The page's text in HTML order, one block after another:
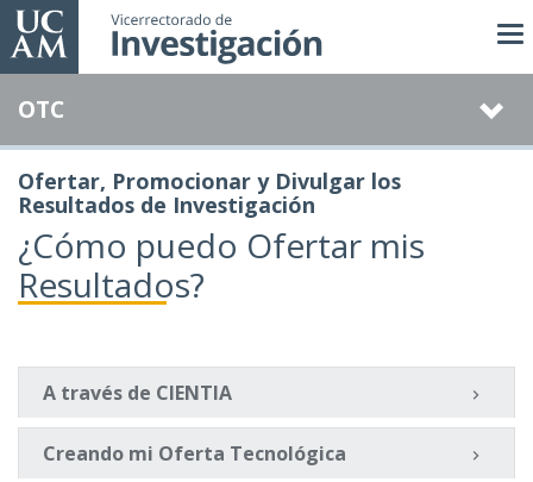
Pasar
al
principal
OTC
Ofertar, Promocionar y Divulgar los
Resultados de Investigación
¿Cómo puedo Ofertar mis
Resultados?
A través de CIENTIA
Creando mi Oferta Tecnológica